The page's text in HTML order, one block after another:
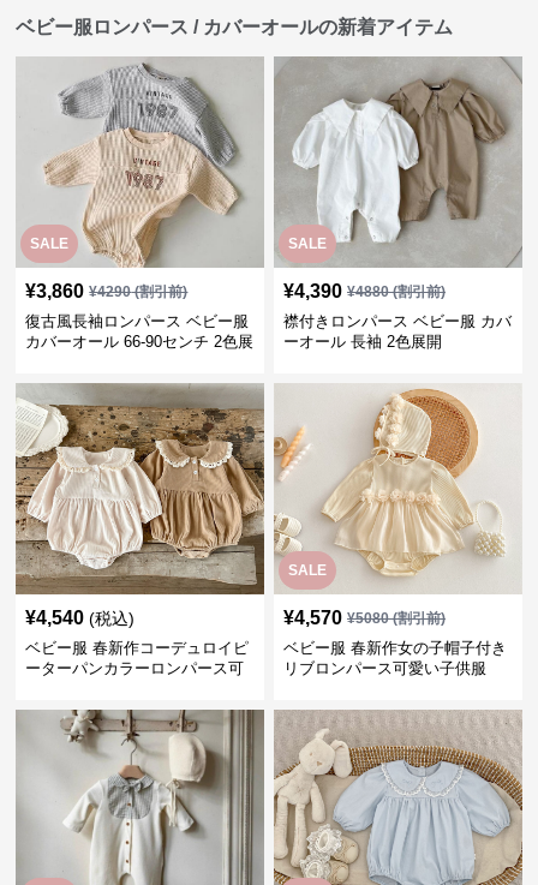
ベビー服ロンパース / カバーオールの新着アイテム
SALE
¥3,860 ¥4290(割引前)
復古風長袖ロンパース ベビー服
カバーオール 66-90センチ 2色展
SALE
¥4,390 ¥4880(割引前)
襟付きロンパース ベビー服 カバ
ーオール 長袖 2色展開
¥4,540 (税込)
ベビー服 春新作コーデュロイピ
ーターパンカラーロンパース可
SALE
¥4,570 ¥5080(割引前)
ベビー服 春新作女の子帽子付き
リブロンパース可愛い子供服